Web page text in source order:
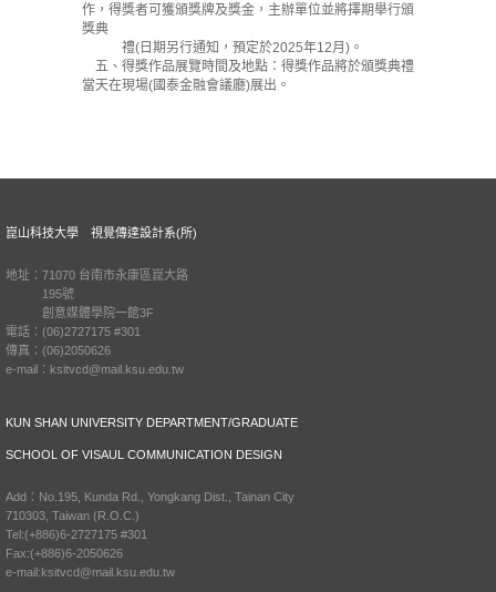
作，得獎者可獲頒獎牌及獎金，主辦單位並將擇期舉行頒
獎典
禮(日期另行通知，預定於2025年12月)。
五、得獎作品展覽時間及地點：得獎作品將於頒獎典禮
當天在現場(國泰金融會議廳)展出。
崑山科技大學 視覺傳達設計系(所)
地址：71070 台南市永康區崑大路
195號
創意媒體學院一館3F
電話：(06)2727175 #301
傳真：(06)2050626
e-mail：ksitvcd@mail.ksu.edu.tw
KUN SHAN UNIVERSITY DEPARTMENT/GRADUATE
SCHOOL OF VISAUL COMMUNICATION DESIGN
Add：No.195, Kunda Rd., Yongkang Dist., Tainan City
710303, Taiwan (R.O.C.)
Tel:(+886)6-2727175 #301
Fax:(+886)6-2050626
e-mail:ksitvcd@mail.ksu.edu.tw